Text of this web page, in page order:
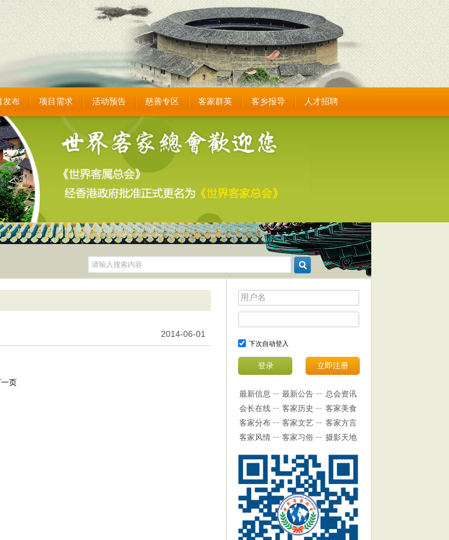
发布 项目需求 活动预告 慈善专区 客家群英 客乡报导 人才招聘
2014-06-01
页
下次自动登入
最新信息 ㄧ 最新公告 ㄧ 总会资讯
会长在线 ㄧ 客家历史 ㄧ 客家美食
客家分布 ㄧ 客家文艺 ㄧ 客家方言
客家风情 ㄧ 客家习俗 ㄧ 摄影天地